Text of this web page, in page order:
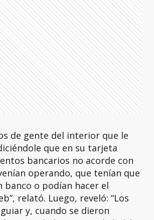
de gente del interior que le
que en su tarjeta
bancarios no acorde con
operando, que tenían que
banco o podían hacer el
relató. Luego, reveló: “Los
y, cuando se dieron